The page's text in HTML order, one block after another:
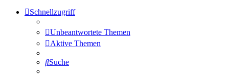
Schnellzugriff
Unbeantwortete Themen
Aktive Themen
Suche